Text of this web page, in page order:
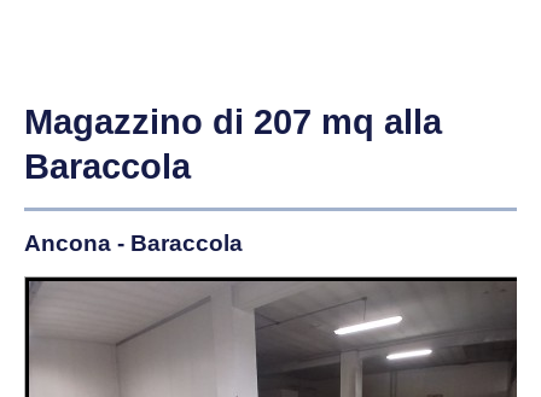
Magazzino di 207 mq alla
Baraccola
Ancona - Baraccola